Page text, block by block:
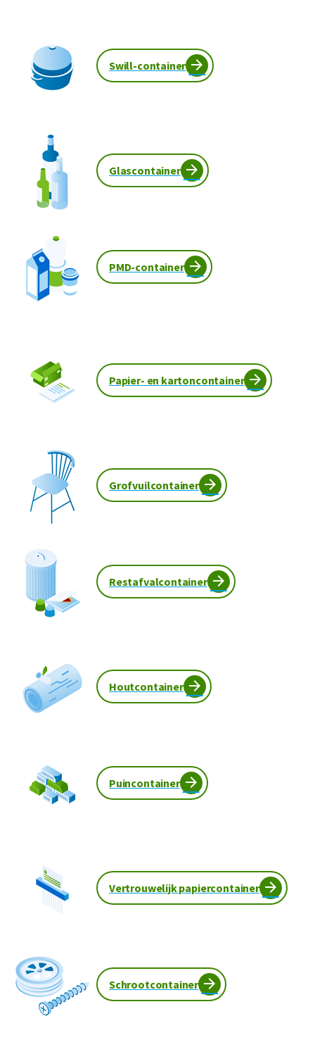
Swill-container
Glascontainer
PMD-container
Papier- en kartoncontainer
Grofvuilcontainer
Restafvalcontainer
Houtcontainer
Puincontainer
Vertrouwelijk papiercontainer
Schrootcontainer